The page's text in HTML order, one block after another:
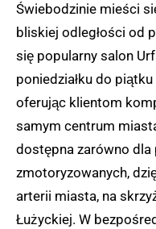
Świebodzinie mieści
bliskiej odległości od
się popularny salon
poniedziałku do
oferując klientom
samym centrum
dostępna zarówno dla
zmotoryzowanych,
arterii miasta, na
Łużyckiej. W